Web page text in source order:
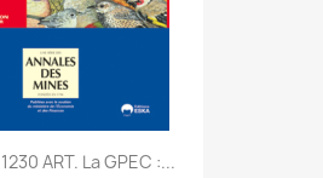
ART. La GPEC :...